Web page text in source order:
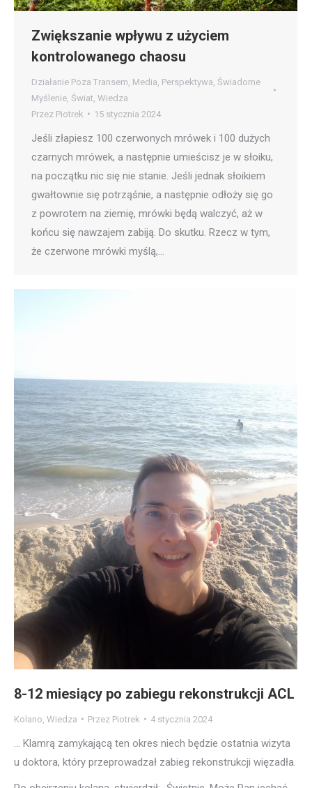
Zwiększanie wpływu z użyciem
kontrolowanego chaosu
Działanie Poza Transem Media Perspektywa Świadome
Myślenie Świat Wiedza
Przez Piotrek 15 stycznia 2024
Jeśli złapiesz 100 czerwonych mrówek i 100 dużych
czarnych mrówek, a następnie umieścisz je w słoiku,
na początku nic się nie stanie. Jeśli jednak słoikiem
gwałtownie się potrząśnie, a następnie odłoży się go
z powrotem na ziemię, mrówki będą walczyć, aż w
końcu się nawzajem zabiją. Do skutku. Rzecz w tym,
że czerwone mrówki myślą,…
8-12 miesiący po zabiegu rekonstrukcji ACL
Kolano Wiedza Przez Piotrek 4 stycznia 2024
… Klamrą zamykającą ten okres niech będzie ostatnia wizyta
u doktora, który przeprowadzał zabieg rekonstrukcji więzadła.